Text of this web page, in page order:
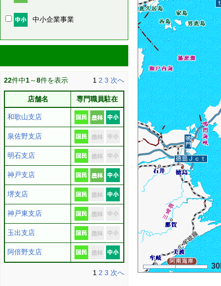
中小企業事業
22件中1～8件を表示 1 2 3 次へ
店舗名 専門職員駐在
和歌山支店
泉佐野支店
明石支店
神戸支店
堺支店
神戸東支店
玉出支店
阿倍野支店
1 2 3 次へ